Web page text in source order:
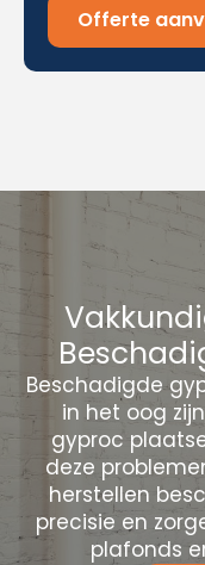
Offerte
Beschadigde
in het oog
gyproc
deze
herstellen
precisie en
plafonds